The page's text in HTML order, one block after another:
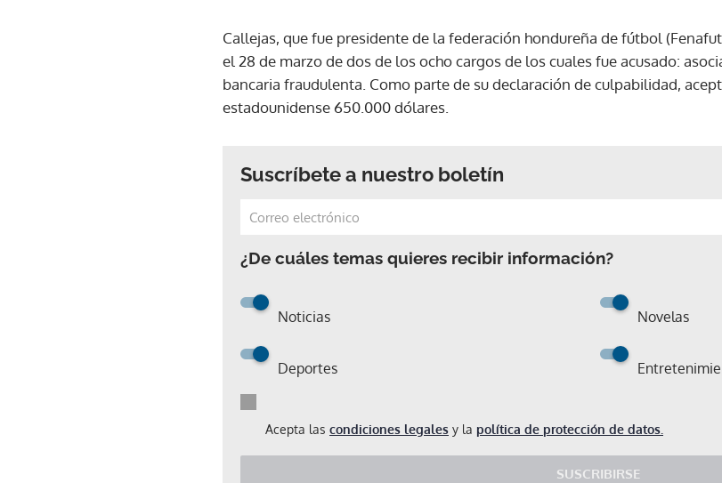
Callejas, que fue presidente de la federación hondureña de fútbol
el 28 de marzo de dos de los ocho cargos de los cuales fue acusado:
bancaria fraudulenta. Como parte de su declaración de culpabilidad,
estadounidense 650.000 dólares.
Suscríbete a nuestro boletín
¿De cuáles temas quieres recibir información?
Noticias Novelas
Deportes
Acepta las condiciones legales y la política de protección de datos.
SUSCRIBIRSE